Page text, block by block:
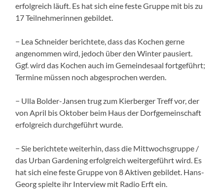
erfolgreich läuft. Es hat sich eine feste Gruppe mit bis zu
17 Teilnehmerinnen gebildet.
− Lea Schneider berichtete, dass das Kochen gerne
angenommen wird, jedoch über den Winter pausiert.
Ggf. wird das Kochen auch im Gemeindesaal fortgeführt;
Termine müssen noch abgesprochen werden.
− Ulla Bolder-Jansen trug zum Kierberger Treff vor, der
von April bis Oktober beim Haus der Dorfgemeinschaft
erfolgreich durchgeführt wurde.
− Sie berichtete weiterhin, dass die Mittwochsgruppe /
das Urban Gardening erfolgreich weitergeführt wird. Es
hat sich eine feste Gruppe von 8 Aktiven gebildet. Hans-
Georg spielte ihr Interview mit Radio Erft ein.